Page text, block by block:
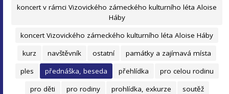
koncert v rámci Vizovického zámeckého kulturního léta Aloise
Háby
koncert Vizovického zámeckého kulturního léta Aloise Háby
kurz
navštěvník ostatní
památky a zajímavá místa
ples
přednáška, beseda přehlídka
pro celou rodinu
pro děti
pro rodiny prohlídka, exkurze
soutěž